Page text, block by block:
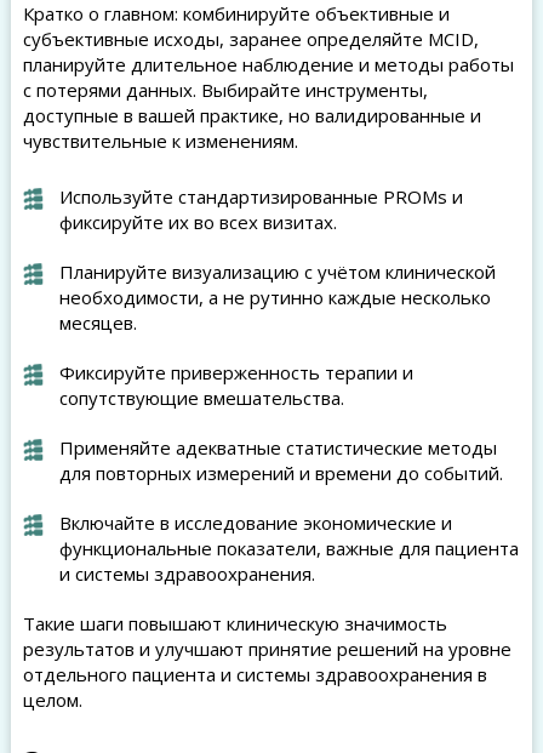
Кратко о главном: комбинируйте объективные и
субъективные исходы, заранее определяйте MCID,
планируйте длительное наблюдение и методы работы
с потерями данных. Выбирайте инструменты,
доступные в вашей практике, но валидированные и
чувствительные к изменениям.
Используйте стандартизированные PROMs и
фиксируйте их во всех визитах.
Планируйте визуализацию с учётом клинической
необходимости, а не рутинно каждые несколько
месяцев.
Фиксируйте приверженность терапии и
сопутствующие вмешательства.
Применяйте адекватные статистические методы
для повторных измерений и времени до событий.
Включайте в исследование экономические и
функциональные показатели, важные для пациента
и системы здравоохранения.
Такие шаги повышают клиническую значимость
результатов и улучшают принятие решений на уровне
отдельного пациента и системы здравоохранения в
целом.